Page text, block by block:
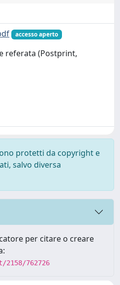
accesso aperto
referata (Postprint,
protetti da copyright e
salvo diversa
per citare o creare
762726